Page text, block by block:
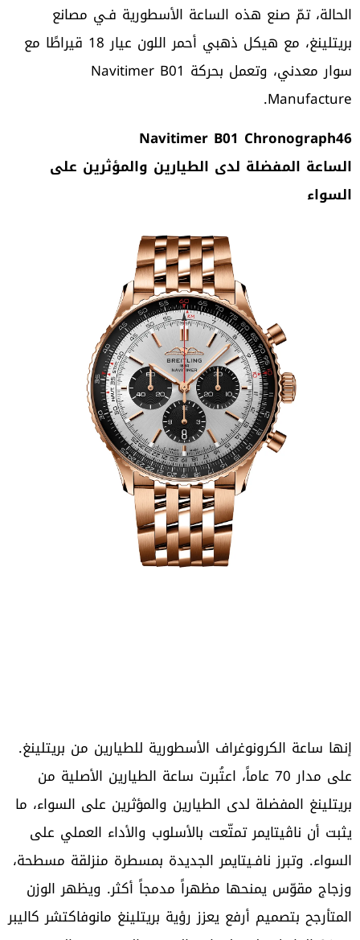
الحالة، تمّ صنع هذه الساعة الأسطورية فـي مصانع
بريتلينغ، مع هيكل ذهبي أحمر اللون عيار 18 قيراطًا مع
سوار معدني، وتعمل بحركة Navitimer B01
Manufacture.
Navitimer B01 Chronograph46
الساعة المفضلة لدى الطيارين والمؤثرين على
السواء
إنها ساعة الكرونوغراف الأسطورية للطيارين من بريتلينغ.
على مدار 70 عاماً، اعتُبرت ساعة الطيارين الأصلية من
بريتلينغ المفضلة لدى الطيارين والمؤثرين على السواء، ما
يثبت أن ناڤيتايمر تمتّعت بالأسلوب والأداء العملي على
السواء. وتبرز نافـيتايمر الجديدة بمسطرة منزلقة مسطحة،
وزجاج مقوّس يمنحها مظهراً مدمجاً أكثر. ويظهر الوزن
المتأرجح بتصميم أرفع يعزز رؤية بريتلينغ مانوفاكتشر كاليبر